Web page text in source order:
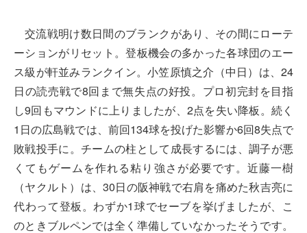
交流戦明け数日間のブランクがあり、その間にローテ
ーションがリセット。登板機会の多かった各球団のエー
ス級が軒並みランクイン。小笠原慎之介（中日）は、24
日の読売戦で8回まで無失点の好投。プロ初完封を目指
し9回もマウンドに上りましたが、2点を失い降板。続く
1日の広島戦では、前回134球を投げた影響か6回8失点で
敗戦投手に。チームの柱として成長するには、調子が悪
くてもゲームを作れる粘り強さが必要です。近藤一樹
（ヤクルト）は、30日の阪神戦で右肩を痛めた秋吉亮に
代わって登板。わずか1球でセーブを挙げましたが、こ
のときブルペンでは全く準備していなかったそうです。